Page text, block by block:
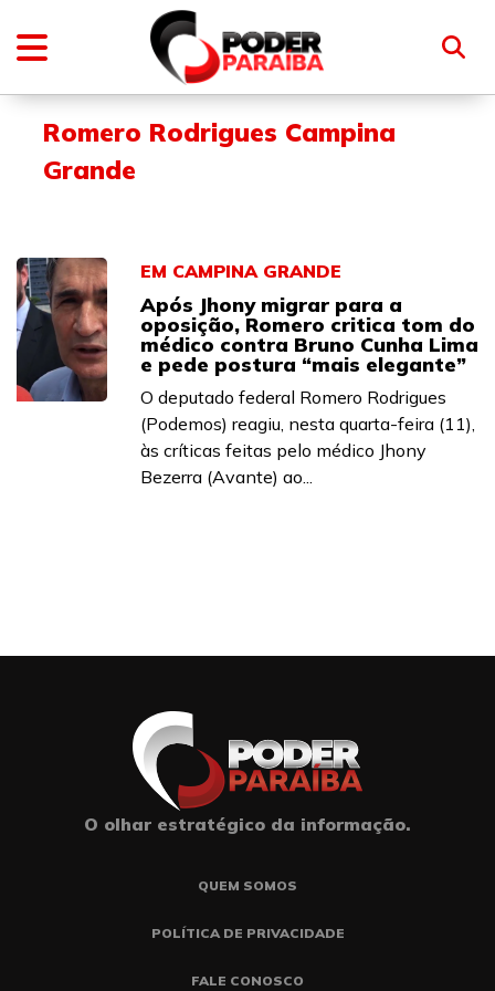
Romero Rodrigues Campina
Grande
EM CAMPINA GRANDE
Após Jhony migrar para a
oposição, Romero critica tom do
médico contra Bruno Cunha Lima
e pede postura “mais elegante”
O deputado federal Romero Rodrigues
(Podemos) reagiu, nesta quarta-feira (11),
às críticas feitas pelo médico Jhony
Bezerra (Avante) ao...
O olhar estratégico da informação.
QUEM SOMOS
POLÍTICA DE PRIVACIDADE
FALE CONOSCO